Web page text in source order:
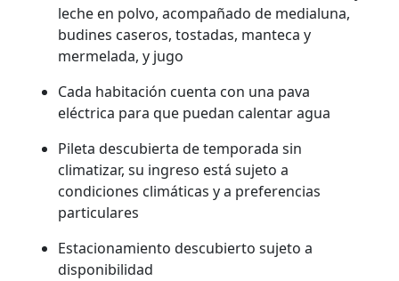
leche en polvo, acompañado de medialuna,
budines caseros, tostadas, manteca y
mermelada, y jugo
Cada habitación cuenta con una pava
eléctrica para que puedan calentar agua
Pileta descubierta de temporada sin
climatizar, su ingreso está sujeto a
condiciones climáticas y a preferencias
particulares
Estacionamiento descubierto sujeto a
disponibilidad